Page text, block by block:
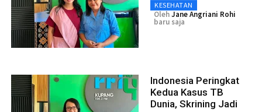
KESEHATAN
OlehJane Angriani Rohi
baru saja
Indonesia Peringkat
Kedua Kasus TB
Dunia, Skrining Jadi